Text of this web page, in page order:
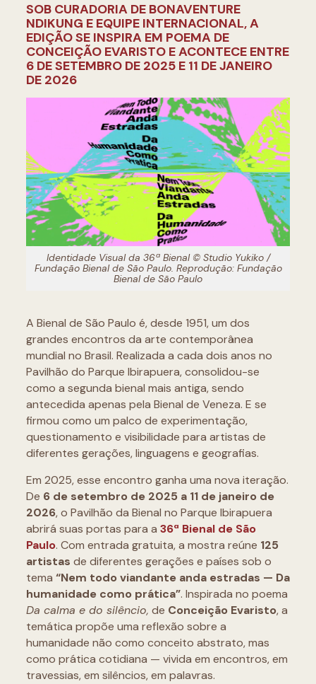
SOB CURADORIA DE BONAVENTURE
NDIKUNG E EQUIPE INTERNACIONAL, A
EDIÇÃO SE INSPIRA EM POEMA DE
CONCEIÇÃO EVARISTO E ACONTECE ENTRE
6 DE SETEMBRO DE 2025 E 11 DE JANEIRO
DE 2026
Identidade Visual da 36ª Bienal © Studio Yukiko /
Fundação Bienal de São Paulo. Reprodução: Fundação
Bienal de São Paulo
A Bienal de São Paulo é, desde 1951, um dos
grandes encontros da arte contemporânea
mundial no Brasil. Realizada a cada dois anos no
Pavilhão do Parque Ibirapuera, consolidou-se
como a segunda bienal mais antiga, sendo
antecedida apenas pela Bienal de Veneza. E se
firmou como um palco de experimentação,
questionamento e visibilidade para artistas de
diferentes gerações, linguagens e geografias.
Em 2025, esse encontro ganha uma nova iteração.
De 6 de setembro de 2025 a 11 de janeiro de
2026, o Pavilhão da Bienal no Parque Ibirapuera
abrirá suas portas para a 36ª Bienal de São
Paulo. Com entrada gratuita, a mostra reúne 125
artistas de diferentes gerações e países sob o
tema “Nem todo viandante anda estradas — Da
humanidade como prática”. Inspirada no poema
Da calma e do silêncio, de Conceição Evaristo, a
temática propõe uma reflexão sobre a
humanidade não como conceito abstrato, mas
como prática cotidiana — vivida em encontros, em
travessias, em silêncios, em palavras.